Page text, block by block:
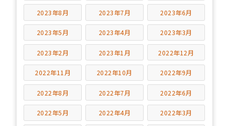
2023年8月 2023年7月 2023年6月
2023年5月 2023年4月 2023年3月
2023年2月 2023年1月 2022年12月
2022年11月 2022年10月 2022年9月
2022年8月 2022年7月 2022年6月
2022年5月 2022年4月 2022年3月